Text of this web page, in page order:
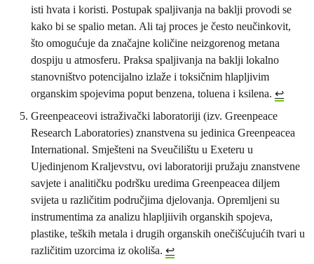
isti hvata i koristi. Postupak spaljivanja na baklji provodi se
kako bi se spalio metan. Ali taj proces je često neučinkovit,
što omogućuje da značajne količine neizgorenog metana
dospiju u atmosferu. Praksa spaljivanja na baklji lokalno
stanovništvo potencijalno izlaže i toksičnim hlapljivim
organskim spojevima poput benzena, toluena i ksilena. ↩︎
Greenpeaceovi istraživački laboratoriji (izv. Greenpeace
Research Laboratories) znanstvena su jedinica Greenpeacea
International. Smješteni na Sveučilištu u Exeteru u
Ujedinjenom Kraljevstvu, ovi laboratoriji pružaju znanstvene
savjete i analitičku podršku uredima Greenpeacea diljem
svijeta u različitim područjima djelovanja. Opremljeni su
instrumentima za analizu hlapljiivih organskih spojeva,
plastike, teških metala i drugih organskih onečišćujućih tvari u
različitim uzorcima iz okoliša. ↩︎